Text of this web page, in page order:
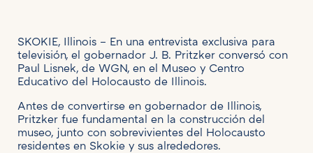
SKOKIE, Illinois – En una entrevista exclusiva para
televisión, el gobernador J. B. Pritzker conversó con
Paul Lisnek, de WGN, en el Museo y Centro
Educativo del Holocausto de Illinois.
Antes de convertirse en gobernador de Illinois,
Pritzker fue fundamental en la construcción del
museo, junto con sobrevivientes del Holocausto
residentes en Skokie y sus alrededores.